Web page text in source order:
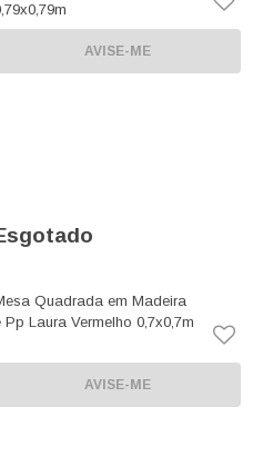
AVISE-ME
Quadrada em Madeira
Pp Laura Vermelho 0,7x0,7m
AVISE-ME